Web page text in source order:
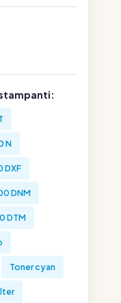
N
DXF
DNM
DTM
Toner cyan